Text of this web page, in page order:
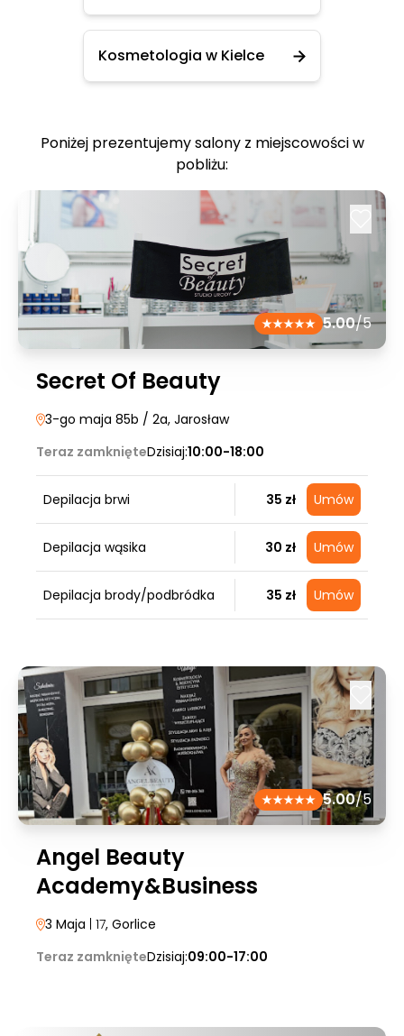
Kosmetologia w Kielce
Poniżej prezentujemy salony z miejscowości w
pobliżu:
5.00/5
Secret Of Beauty
3-go maja 85b / 2a, Jarosław
Teraz zamknięteDzisiaj:10:00-18:00
Depilacja brwi 35 zł Umów
Depilacja wąsika 30 zł Umów
Depilacja brody/podbródka 35 zł Umów
5.00/5
Angel Beauty
Academy&Business
3 Maja | 17, Gorlice
Teraz zamknięteDzisiaj:09:00-17:00